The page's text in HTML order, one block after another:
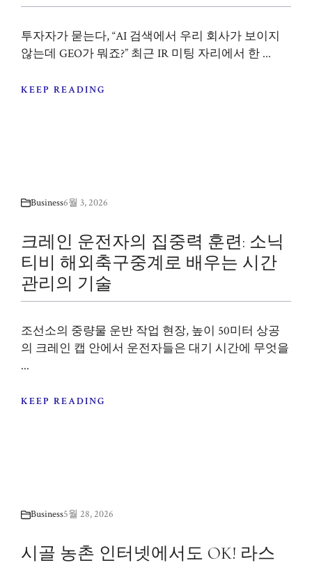
투자자가 묻는다, “AI 검색에서 우리 회사가 보이지
않는데 GEO가 뭐죠?” 최근 IR 미팅 자리에서 한 ...
KEEP READING
Business6월 3, 2026
크레인 운전자의 집중력 훈련: 소닉
티비 해외축구중계로 배우는 시간
관리의 기술
조선소의 중량물 운반 작업 현장, 높이 50미터 상공
의 크레인 캡 안에서 운전자들은 대기 시간에 무엇을
...
KEEP READING
Business5월 28, 2026
시골 농촌 인터넷에서도 OK! 라스